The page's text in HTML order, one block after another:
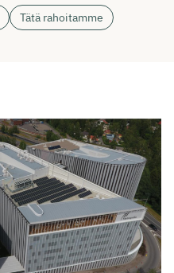
Tätä rahoitamme